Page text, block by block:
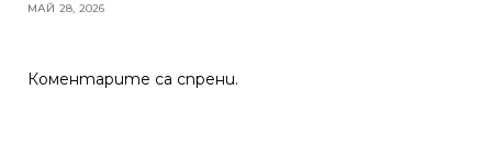
МАЙ 28, 2026
Коментарите са спрени.